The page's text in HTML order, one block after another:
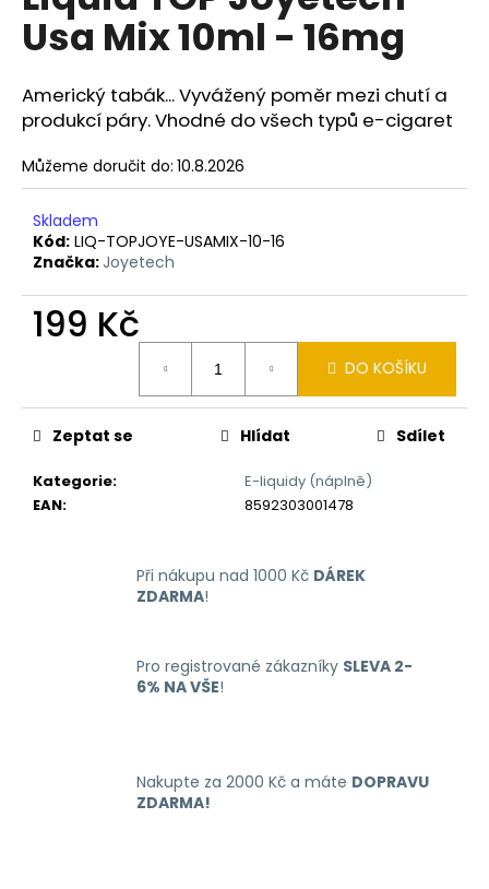
0,0
z
hvězdiček.
Usa Mix 10ml - 16mg
Americký tabák... Vyvážený poměr mezi chutí a
produkcí páry. Vhodné do všech typů e-cigaret
Můžeme doručit do: 10.8.2026
Skladem
Kód: LIQ-TOPJOYE-USAMIX-10-16
Značka:Joyetech
199 Kč
DO KOŠÍKU
Kategorie:
E-liquidy (náplně)
EAN: 8592303001478
Zeptat se Hlídat Sdílet
Při nákupu nad 1000 Kč DÁREK
ZDARMA!
Pro registrované zákazníky SLEVA 2-
6% NA VŠE!
Nakupte za 2000 Kč a máte DOPRAVU
ZDARMA!
a
j
í
t
?
HLEDAT
u
č
u